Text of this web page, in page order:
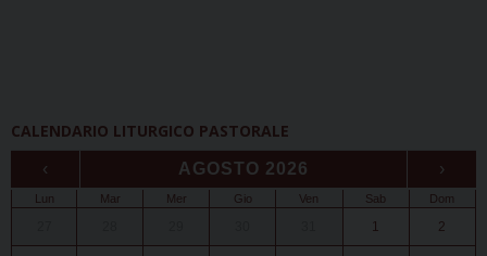
CALENDARIO LITURGICO PASTORALE
‹ AGOSTO 2026 ›
Lun Mar Mer Gio Ven Sab Dom
1 2